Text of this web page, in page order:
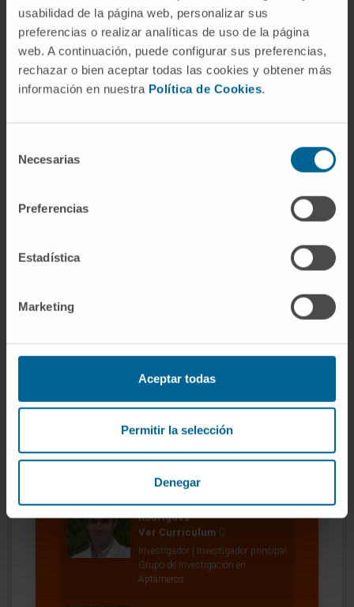
usabilidad de la página web, personalizar sus
preferencias o realizar analíticas de uso de la página
web. A continuación, puede configurar sus preferencias,
rechazar o bien aceptar todas las cookies y obtener más
información en nuestra Política de Cookies.
Necesarias
Preferencias
Estadística
Marketing
Aceptar todas
Permitir la selección
Denegar
Jun 14.
VER PUBLICACIÓN EN PUBMED
Colaborador de Investigación
Grupo de Investigación en
Aptámeros
Grupo de investigación en ARN No
Dr. Fernando Pastor
Rodríguez
Ver Curriculum
Investigador | Investigador principal
Grupo de Investigación en
Aptámeros